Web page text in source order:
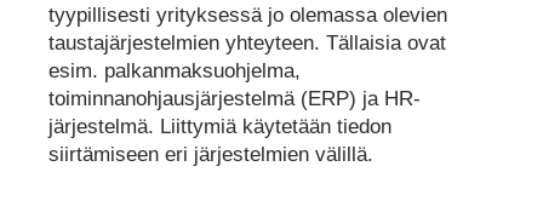
tyypillisesti yrityksessä jo olemassa olevien
taustajärjestelmien yhteyteen. Tällaisia ovat
esim. palkanmaksuohjelma,
toiminnanohjausjärjestelmä (ERP) ja HR-
järjestelmä. Liittymiä käytetään tiedon
siirtämiseen eri järjestelmien välillä.